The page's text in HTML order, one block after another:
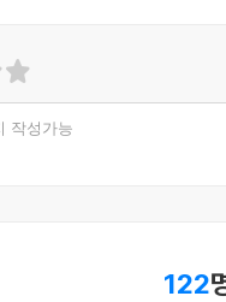
작성가능
122